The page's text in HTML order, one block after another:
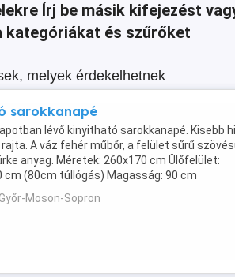
Írj be másik kifejezést
kategóriákat és szűrőket
melyek érdekelhetnek
sarokkanapé
lévő kinyitható sarokkanapé. Kisebb
A váz fehér műbőr, a felület sűrű
anyag. Méretek: 260x170 cm Ülőfelület:
cm (80cm túllógás) Magasság: 90 cm
fekvő felület: ...
Moson-Sopron